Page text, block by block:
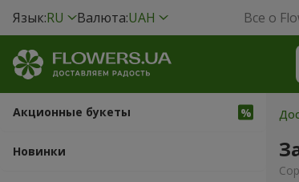
Язык:RU Валюта:UAH Все о
Акционные букеты
Новинки